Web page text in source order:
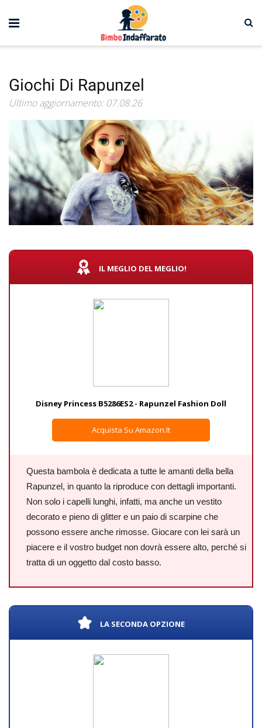
Giochi Di Rapunzel
Ultimo aggiornamento: 07.08.26
IL MEGLIO DEL MEGLIO!
Disney Princess B5286ES2 - Rapunzel Fashion Doll
Acquista Su Amazon.it
Questa bambola è dedicata a tutte le amanti della bella
Rapunzel, in quanto la riproduce con dettagli importanti.
Non solo i capelli lunghi, infatti, ma anche un vestito
decorato e pieno di glitter e un paio di scarpine che
possono essere anche rimosse. Giocare con lei sarà un
piacere e il vostro budget non dovrà essere alto, perché si
tratta di un oggetto dal costo basso.
LA SECONDA OPZIONE